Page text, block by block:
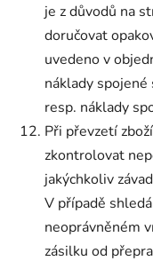
je z důvodů na
doručovat
uvedeno v
náklady spojené
resp. náklady
Při převzetí
zkontrolovat
jakýchkoliv
V případě
neoprávněném
zásilku od